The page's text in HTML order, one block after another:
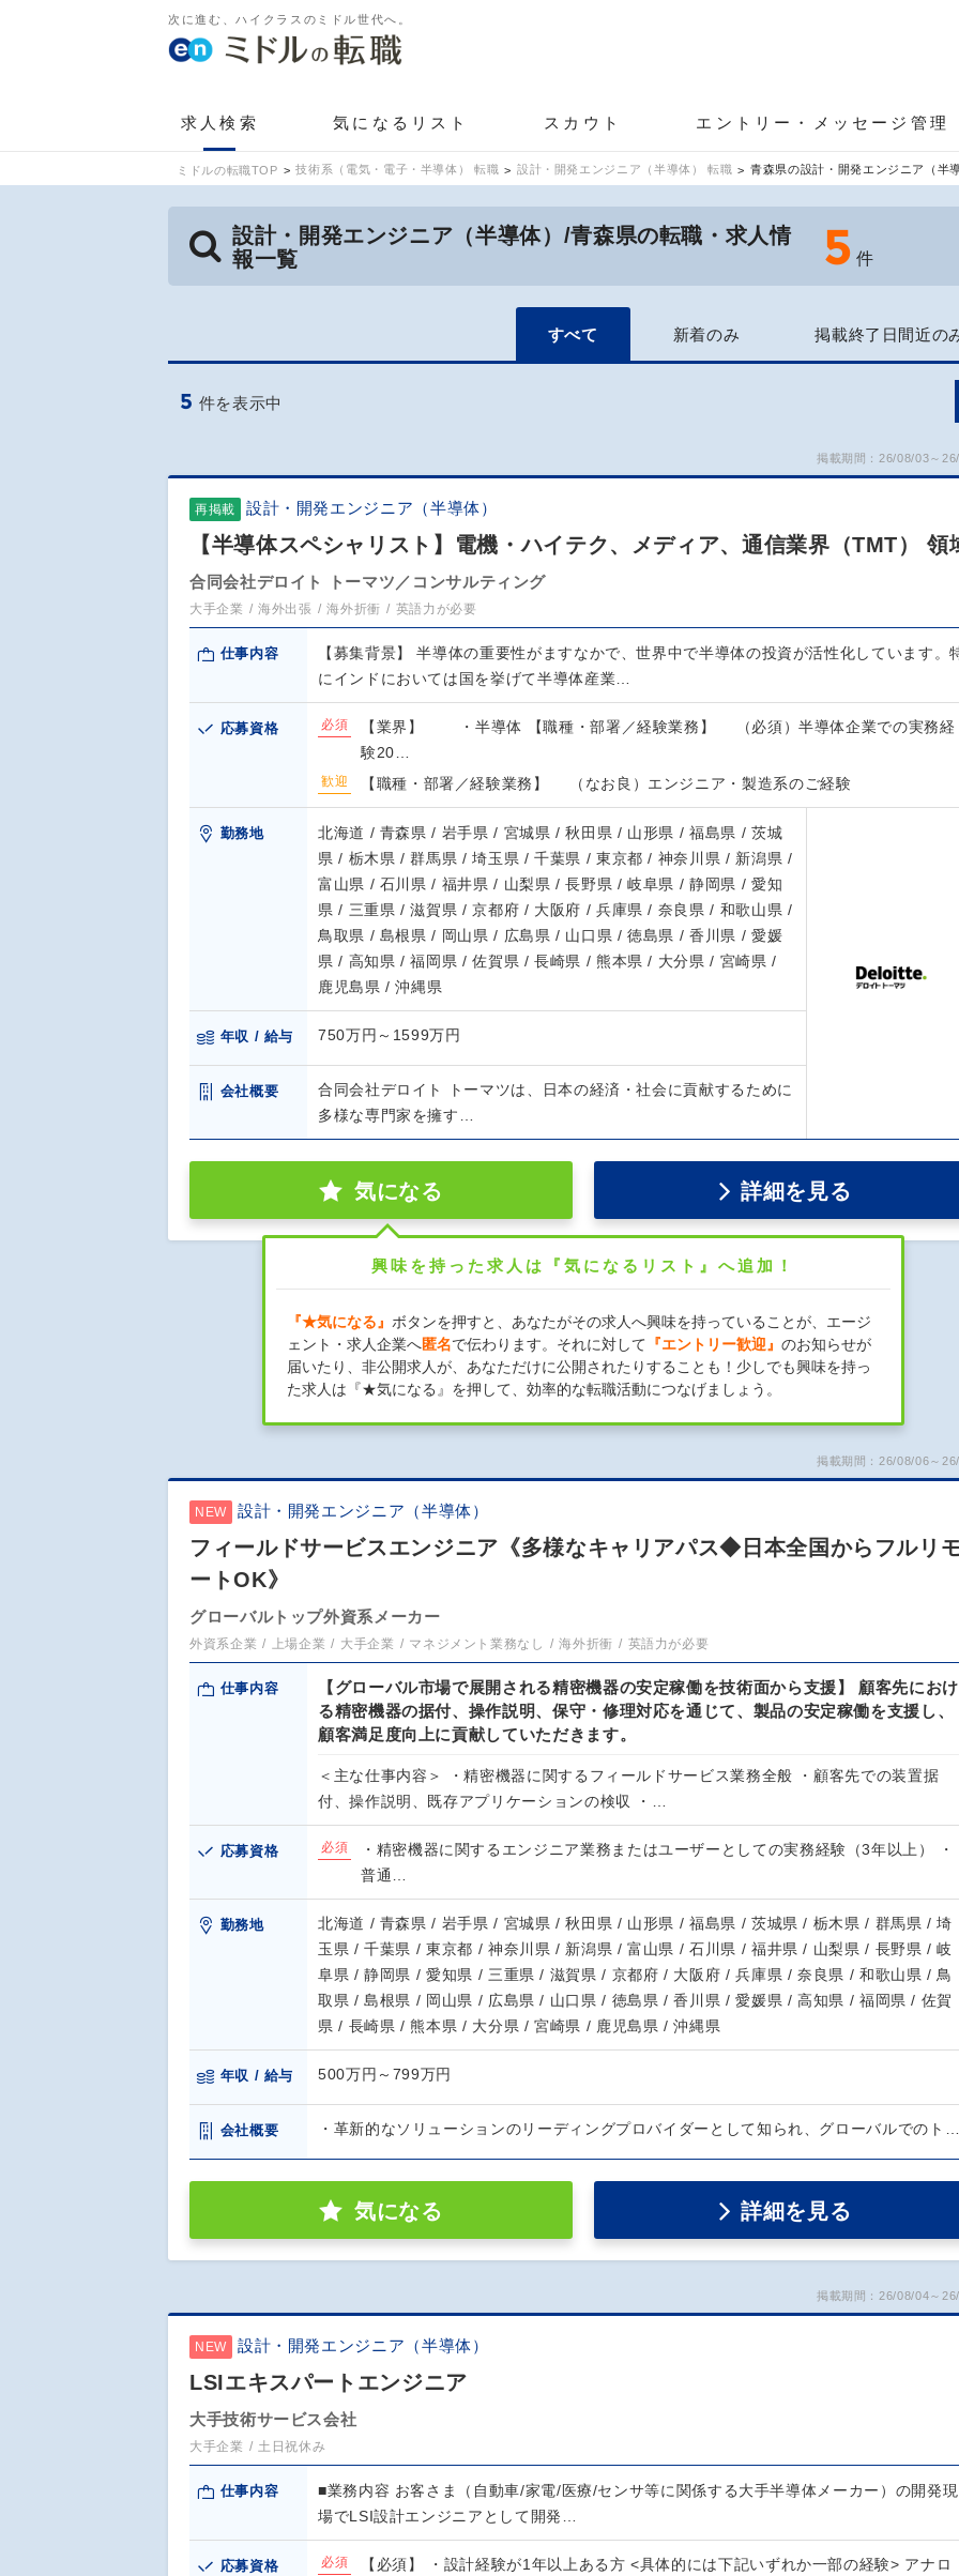
次に進む、ハイクラスのミドル世代へ。
求人検索 気になるリスト スカウト エントリー・メッセージ管理
ミドルの転職TOP 技術系（電気・電子・半導体） 転職 設計・開発エンジニア（半導体） 転職 青森県の設計・開発エンジニア（半
設計・開発エンジニア（半導体）/青森県の転職・求人情
報一覧
5 件
すべて 新着のみ 掲載終了日間近の
5 件を表示中
掲載期間：26/08/03～
再掲載 設計・開発エンジニア（半導体）
【半導体スペシャリスト】電機・ハイテク、メディア、通信業界（TMT） 領
合同会社デロイト トーマツ／コンサルティング
大手企業 海外出張 海外折衝 英語力が必要
仕事内容
【募集背景】 半導体の重要性がますなかで、世界中で半導体の投資が活性化しています。
にインドにおいては国を挙げて半導体産業…
応募資格 必須
【業界】 ・半導体 【職種・部署／経験業務】 （必須）半導体企業での実務経
験20…
歓迎 【職種・部署／経験業務】 （なお良）エンジニア・製造系のご経験
勤務地
北海道 / 青森県 / 岩手県 / 宮城県 / 秋田県 / 山形県 / 福島県 / 茨城
県 / 栃木県 / 群馬県 / 埼玉県 / 千葉県 / 東京都 / 神奈川県 / 新潟県 /
富山県 / 石川県 / 福井県 / 山梨県 / 長野県 / 岐阜県 / 静岡県 / 愛知
県 / 三重県 / 滋賀県 / 京都府 / 大阪府 / 兵庫県 / 奈良県 / 和歌山県 /
鳥取県 / 島根県 / 岡山県 / 広島県 / 山口県 / 徳島県 / 香川県 / 愛媛
県 / 高知県 / 福岡県 / 佐賀県 / 長崎県 / 熊本県 / 大分県 / 宮崎県 /
鹿児島県 / 沖縄県
年収 / 給与 750万円～1599万円
会社概要
合同会社デロイト トーマツは、日本の経済・社会に貢献するために
多様な専門家を擁す…
気になる 詳細を見る
興味を持った求人は『気になるリスト』へ追加！
『★気になる』 ボタンを押すと、あなたがその求人へ興味を持っていることが、エージ
ェント・求人企業へ匿名で伝わります。それに対して 『エントリー歓迎』 のお知らせが
届いたり、非公開求人が、あなただけに公開されたりすることも！少しでも興味を持っ
た求人は『★気になる』を押して、効率的な転職活動につなげましょう。
掲載期間：26/08/06～
NEW 設計・開発エンジニア（半導体）
フィールドサービスエンジニア《多様なキャリアパス◆日本全国からフルリ
ートOK》
グローバルトップ外資系メーカー
外資系企業 上場企業 大手企業 マネジメント業務なし 海外折衝 英語力が必要
仕事内容
【グローバル市場で展開される精密機器の安定稼働を技術面から支援】 顧客先におけ
る精密機器の据付、操作説明、保守・修理対応を通じて、製品の安定稼働を支援し、
顧客満足度向上に貢献していただきます。
＜主な仕事内容＞ ・精密機器に関するフィールドサービス業務全般 ・顧客先での装置据
付、操作説明、既存アプリケーションの検収 ・…
応募資格 必須
・精密機器に関するエンジニア業務またはユーザーとしての実務経験（3年以上） ・
普通…
勤務地
北海道 / 青森県 / 岩手県 / 宮城県 / 秋田県 / 山形県 / 福島県 / 茨城県 / 栃木県 / 群馬県 / 埼
玉県 / 千葉県 / 東京都 / 神奈川県 / 新潟県 / 富山県 / 石川県 / 福井県 / 山梨県 / 長野県 / 岐
阜県 / 静岡県 / 愛知県 / 三重県 / 滋賀県 / 京都府 / 大阪府 / 兵庫県 / 奈良県 / 和歌山県 / 鳥
取県 / 島根県 / 岡山県 / 広島県 / 山口県 / 徳島県 / 香川県 / 愛媛県 / 高知県 / 福岡県 / 佐賀
県 / 長崎県 / 熊本県 / 大分県 / 宮崎県 / 鹿児島県 / 沖縄県
年収 / 給与 500万円～799万円
会社概要 ・革新的なソリューションのリーディングプロバイダーとして知られ、グローバルでのト…
気になる 詳細を見る
掲載期間：26/08/04～
NEW 設計・開発エンジニア（半導体）
LSIエキスパートエンジニア
大手技術サービス会社
大手企業 土日祝休み
仕事内容
■業務内容 お客さま（自動車/家電/医療/センサ等に関係する大手半導体メーカー）の開発現
場でLSI設計エンジニアとして開発…
応募資格 必須
【必須】 ・設計経験が1年以上ある方 <具体的には下記いずれか一部の経験> アナロ